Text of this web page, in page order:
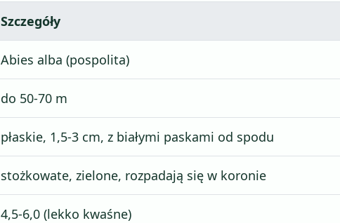
Szczegóły
Abies alba (pospolita)
do 50-70 m
płaskie, 1,5-3 cm, z białymi paskami od spodu
stożkowate, zielone, rozpadają się w koronie
4,5-6,0 (lekko kwaśne)